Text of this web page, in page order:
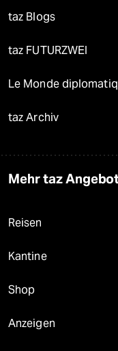
taz Blogs
taz FUTURZWEI
Le Monde
taz Archiv
Mehr taz
Reisen
Kantine
Shop
Anzeigen